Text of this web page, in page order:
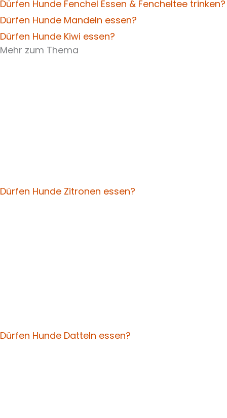
Dürfen Hunde Fenchel Essen & Fencheltee trinken?
Dürfen Hunde Mandeln essen?
Dürfen Hunde Kiwi essen?
Mehr zum Thema
Dürfen Hunde Zitronen essen?
Dürfen Hunde Datteln essen?